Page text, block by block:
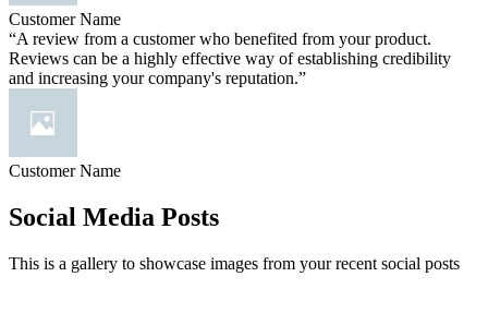
Customer Name
“A review from a customer who benefited from your product.
Reviews can be a highly effective way of establishing credibility
and increasing your company's reputation.”
Customer Name
Social Media Posts
This is a gallery to showcase images from your recent social posts